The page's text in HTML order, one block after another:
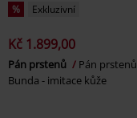
% Exkluzivní
Kč 1.899,00
Pán prstenů
Pán prstenů
Bunda - imitace kůže